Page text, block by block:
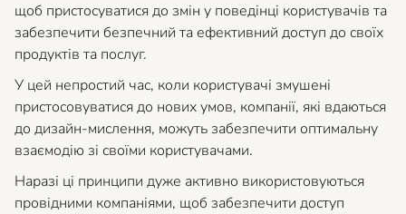
щоб пристосуватися до змін у поведінці користувачів та
забезпечити безпечний та ефективний доступ до своїх
продуктів та послуг.
У цей непростий час, коли користувачі змушені
пристосовуватися до нових умов, компанії, які вдаються
до дизайн-мислення, можуть забезпечити оптимальну
взаємодію зі своїми користувачами.
Наразі ці принципи дуже активно використовуються
провідними компаніями, щоб забезпечити доступ